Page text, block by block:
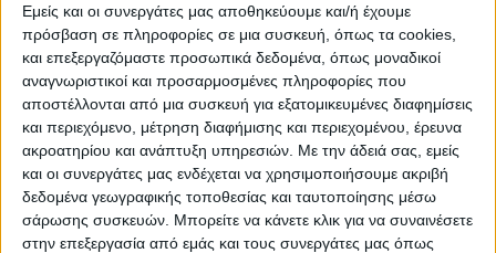
Εμείς και οι συνεργάτες μας αποθηκεύουμε και/ή έχουμε
πρόσβαση σε πληροφορίες σε μια συσκευή, όπως τα cookies,
και επεξεργαζόμαστε προσωπικά δεδομένα, όπως μοναδικοί
αναγνωριστικοί και προσαρμοσμένες πληροφορίες που
αποστέλλονται από μια συσκευή για εξατομικευμένες διαφημίσεις
και περιεχόμενο, μέτρηση διαφήμισης και περιεχομένου, έρευνα
ακροατηρίου και ανάπτυξη υπηρεσιών. Με την άδειά σας, εμείς
και οι συνεργάτες μας ενδέχεται να χρησιμοποιήσουμε ακριβή
δεδομένα γεωγραφικής τοποθεσίας και ταυτοποίησης μέσω
σάρωσης συσκευών. Μπορείτε να κάνετε κλικ για να συναινέσετε
στην επεξεργασία από εμάς και τους συνεργάτες μας όπως
ΠΑΡΟΜΟΙΑ ΑΡΘΡΑ